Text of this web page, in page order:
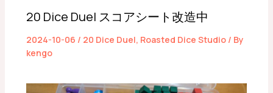
20 Dice Duel スコアシート改造中
2024-10-06 / 20 Dice Duel, Roasted Dice Studio/ By
kengo